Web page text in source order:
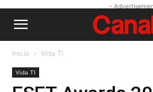
-
Inicio Vida TI
Vida TI